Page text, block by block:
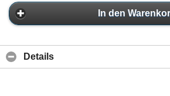
In den
Details